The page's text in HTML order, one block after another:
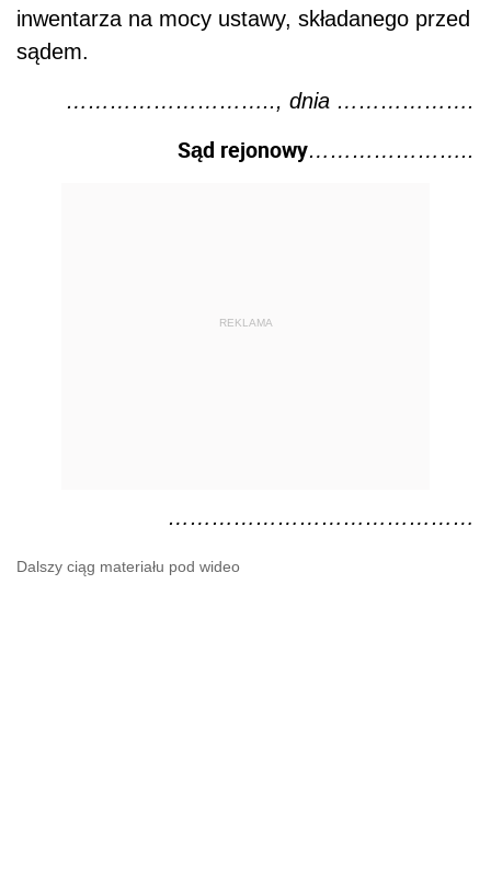
inwentarza na mocy ustawy, składanego przed
sądem.
……………………….., dnia ……………….
Sąd rejonowy…………………..
REKLAMA
……………………………………
Dalszy ciąg materiału pod wideo